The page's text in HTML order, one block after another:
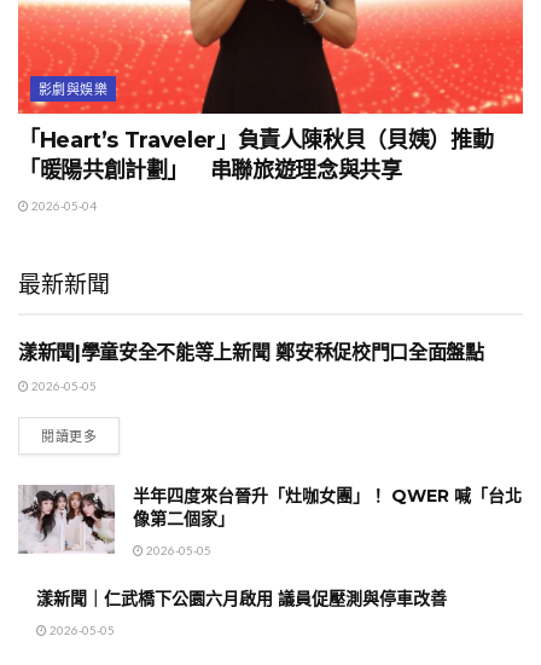
影劇與娛樂
「Heart’s Traveler」負責人陳秋貝（貝姨）推動
「暖陽共創計劃」 串聯旅遊理念與共享
2026-05-04
最新新聞
地方時事
漾新聞|學童安全不能等上新聞 鄭安秝促校門口全面盤點
2026-05-05
閱讀更多
半年四度來台晉升「灶咖女團」！ QWER 喊「台北
像第二個家」
2026-05-05
漾新聞｜仁武橋下公園六月啟用 議員促壓測與停車改善
2026-05-05